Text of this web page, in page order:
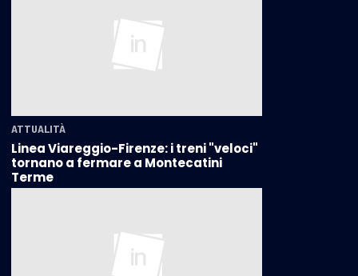
ATTUALITÀ
Linea Viareggio-Firenze: i treni "veloci"
tornano a fermare a Montecatini
Terme